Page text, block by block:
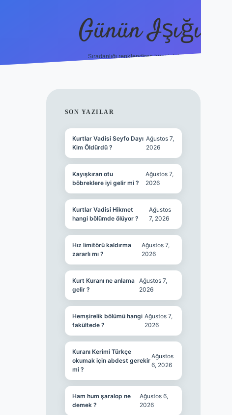
Günün Işığı
Sıradanlığı renklendiren küçük bilgiler.
SIDEBAR
SON YAZILAR
Kurtlar Vadisi Seyfo Dayı
Kim Öldürdü ?
Ağustos 7,
2026
Kayışkıran otu
böbreklere iyi gelir mi ?
Ağustos 7,
2026
Kurtlar Vadisi Hikmet
hangi bölümde ölüyor ?
Ağustos
7, 2026
Hız limitörü kaldırma
zararlı mı ?
Ağustos 7,
2026
Kurt Kuranı ne anlama
gelir ?
Ağustos 7,
2026
Hemşirelik bölümü hangi
fakültede ?
Ağustos 7,
2026
Kuranı Kerimi Türkçe
okumak için abdest gerekir
mi ?
Ağustos
6, 2026
Ham hum şaralop ne
demek ?
Ağustos 6,
2026
grand opera bet